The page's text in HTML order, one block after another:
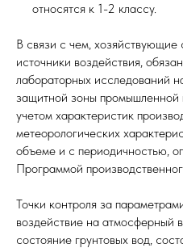
относятся к 1-2 классу.
В связи с чем, хозяйствующие
источники воздействия,
лабораторных исследований
защитной зоны промышленной
учетом характеристик
метеорологических
объеме и с периодичностью,
Программой
Точки контроля за
воздействие на атмосферный
состояние грунтовых вод,